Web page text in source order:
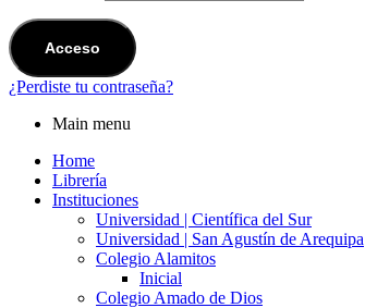
Acceso
¿Perdiste tu contraseña?
Main menu
Home
Librería
Instituciones
Universidad | Científica del Sur
Universidad | San Agustín de Arequipa
Colegio Alamitos
Inicial
Colegio Amado de Dios